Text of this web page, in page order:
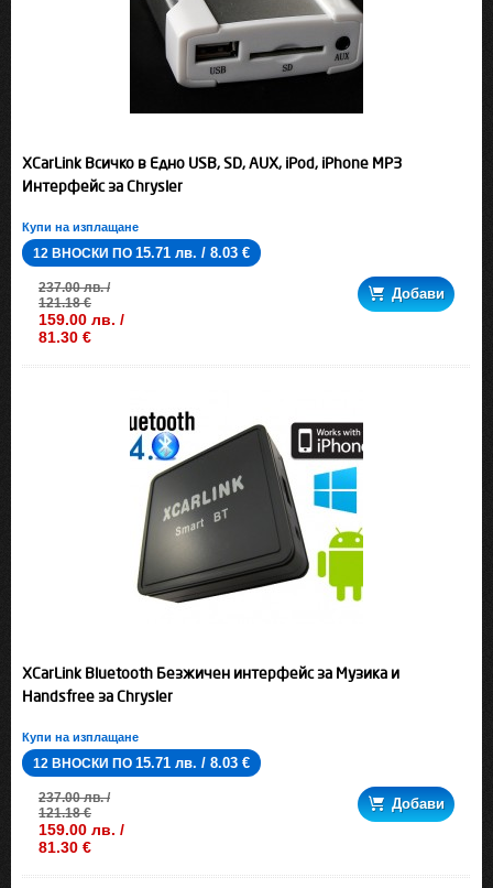
XCarLink Всичко в Едно USB, SD, AUX, iPod, iPhone MP3
Интерфейс за Chrysler
Купи на изплащане
12 ВНОСКИ ПО 15.71 лв. / 8.03 €
237.00 лв. /
121.18 €
159.00 лв. /
81.30 €
Добави
XCarLink Bluetooth Безжичен интерфейс за Музика и
Handsfree за Chrysler
Купи на изплащане
12 ВНОСКИ ПО 15.71 лв. / 8.03 €
237.00 лв. /
121.18 €
159.00 лв. /
81.30 €
Добави